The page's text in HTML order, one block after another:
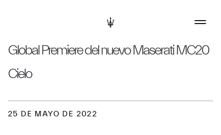
Global Premiere del nuevo Maserati MC20
Cielo
25 DE MAYO DE 2022